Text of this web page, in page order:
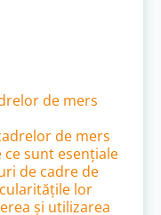
de mers
de mers
sunt esențiale
de cadre de
lor
și utilizarea